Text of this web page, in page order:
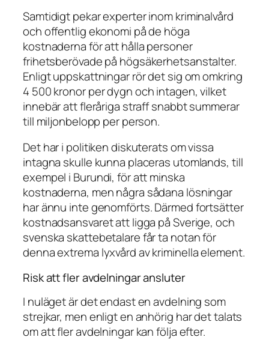
Samtidigt pekar experter inom kriminalvård
och offentlig ekonomi på de höga
kostnaderna för att hålla personer
frihetsberövade på högsäkerhetsanstalter.
Enligt uppskattningar rör det sig om omkring
4 500 kronor per dygn och intagen, vilket
innebär att fleråriga straff snabbt summerar
till miljonbelopp per person.
Det har i politiken diskuterats om vissa
intagna skulle kunna placeras utomlands, till
exempel i Burundi, för att minska
kostnaderna, men några sådana lösningar
har ännu inte genomförts. Därmed fortsätter
kostnadsansvaret att ligga på Sverige, och
svenska skattebetalare får ta notan för
denna extrema lyxvård av kriminella element.
Risk att fler avdelningar ansluter
I nuläget är det endast en avdelning som
strejkar, men enligt en anhörig har det talats
om att fler avdelningar kan följa efter.